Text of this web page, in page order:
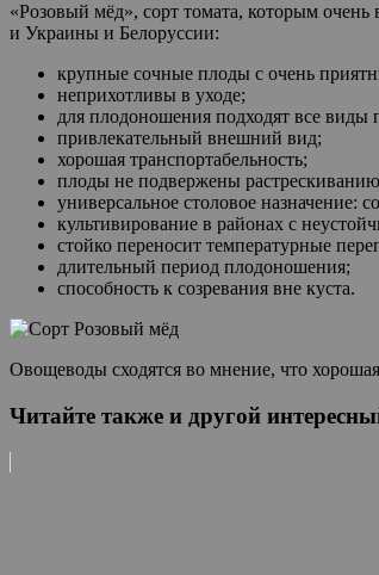
«Розовый мёд», сорт томата, которым
и Украины и Белоруссии:
крупные сочные плоды с очень
неприхотливы в уходе;
для плодоношения подходят все
привлекательный внешний вид;
хорошая транспортабельность;
плоды не подвержены
универсальное столовое назначение:
культивирование в районах с
стойко переносит температурные
длительный период плодоношения;
способность к созревания вне куста.
Овощеводы сходятся во мнение, что
Читайте также и другой